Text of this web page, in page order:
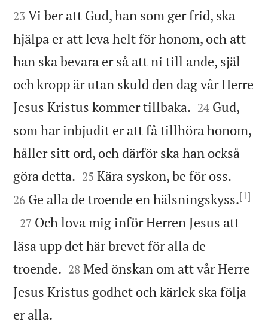


23 Vi ber att Gud, han som ger frid, ska
hjälpa er att leva helt för honom, och att
han ska bevara er så att ni till ande, själ
och kropp är utan skuld den dag vår Herre
Jesus Kristus kommer tillbaka. 

24 Gud,
som har inbjudit er att få tillhöra honom,
håller sitt ord, och därför ska han också
göra detta. 

25 Kära syskon, be för oss.
26 Ge alla de troende en hälsningskyss.[1]

27 Och lova mig inför Herren Jesus att
läsa upp det här brevet för alla de
troende. 

28 Med önskan om att vår Herre
Jesus Kristus godhet och kärlek ska följa
er alla.